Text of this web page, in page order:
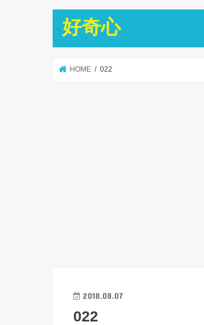
好奇心
HOME 022
2018.08.07
022